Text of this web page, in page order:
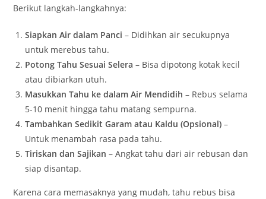
Berikut langkah-langkahnya:
Siapkan Air dalam Panci – Didihkan air secukupnya
untuk merebus tahu.
Potong Tahu Sesuai Selera – Bisa dipotong kotak kecil
atau dibiarkan utuh.
Masukkan Tahu ke dalam Air Mendidih – Rebus selama
5-10 menit hingga tahu matang sempurna.
Tambahkan Sedikit Garam atau Kaldu (Opsional) –
Untuk menambah rasa pada tahu.
Tiriskan dan Sajikan – Angkat tahu dari air rebusan dan
siap disantap.
Karena cara memasaknya yang mudah, tahu rebus bisa